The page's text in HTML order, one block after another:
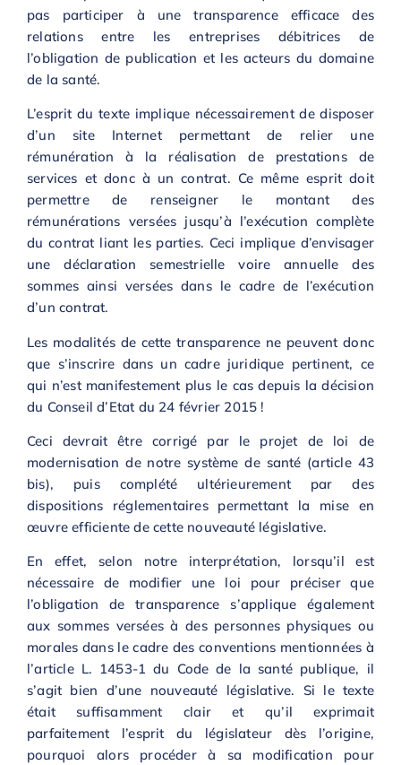
pas participer à une transparence efficace des
relations entre les entreprises débitrices de
l’obligation de publication et les acteurs du domaine
de la santé.
L’esprit du texte implique nécessairement de disposer
d’un site Internet permettant de relier une
rémunération à la réalisation de prestations de
services et donc à un contrat. Ce même esprit doit
permettre de renseigner le montant des
rémunérations versées jusqu’à l’exécution complète
du contrat liant les parties. Ceci implique d’envisager
une déclaration semestrielle voire annuelle des
sommes ainsi versées dans le cadre de l’exécution
d’un contrat.
Les modalités de cette transparence ne peuvent donc
que s’inscrire dans un cadre juridique pertinent, ce
qui n’est manifestement plus le cas depuis la décision
du Conseil d’Etat du 24 février 2015 !
Ceci devrait être corrigé par le projet de loi de
modernisation de notre système de santé (article 43
bis), puis complété ultérieurement par des
dispositions réglementaires permettant la mise en
œuvre efficiente de cette nouveauté législative.
En effet, selon notre interprétation, lorsqu’il est
nécessaire de modifier une loi pour préciser que
l’obligation de transparence s’applique également
aux sommes versées à des personnes physiques ou
morales dans le cadre des conventions mentionnées à
l’article L. 1453-1 du Code de la santé publique, il
s’agit bien d’une nouveauté législative. Si le texte
était suffisamment clair et qu’il exprimait
parfaitement l’esprit du législateur dès l’origine,
pourquoi alors procéder à sa modification pour